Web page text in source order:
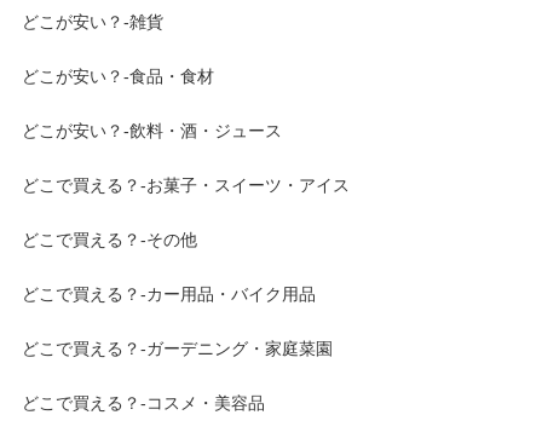
どこが安い？-雑貨
どこが安い？-食品・食材
どこが安い？-飲料・酒・ジュース
どこで買える？-お菓子・スイーツ・アイス
どこで買える？-その他
どこで買える？-カー用品・バイク用品
どこで買える？-ガーデニング・家庭菜園
どこで買える？-コスメ・美容品